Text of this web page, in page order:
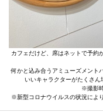
カフェだけど、席はネットで予約
何かと込み合うアミューズメント
いいキャラクターがたくさん
※撮影
※新型コロナウイルスの状況によ